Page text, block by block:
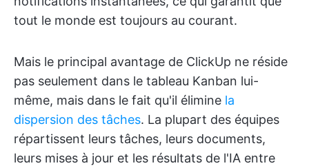
tout le monde est toujours au courant.
Mais le principal avantage de ClickUp ne réside
pas seulement dans le tableau Kanban lui-
même, mais dans le fait qu'il élimine la
dispersion des tâches. La plupart des équipes
répartissent leurs tâches, leurs documents,
leurs mises à jour et les résultats de l'IA entre